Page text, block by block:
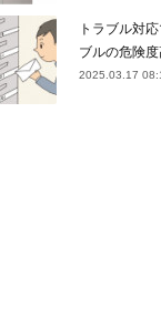
(22
(21)
24)
(31)
27)
(21)
トラブル対
ブルの危険
2025.03.17